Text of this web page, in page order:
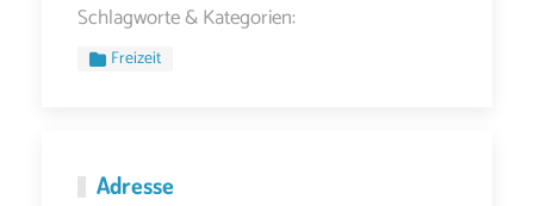
Schlagworte & Kategorien:
Freizeit
Adresse